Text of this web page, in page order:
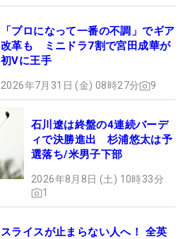
「プロになって一番の不調」でギア
改革も ミニドラ7割で宮田成華が
初Vに王手
2026年7月31日 (金) 08時27分 9
石川遼は終盤の4連続バーデ
ィで決勝進出 杉浦悠太は予
選落ち/米男子下部
2026年8月8日 (土) 10時33分
1
スライスが止まらない人へ！ 全英